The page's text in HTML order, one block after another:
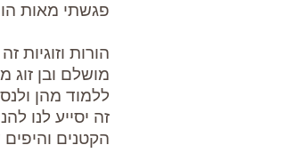
פגשתי מאות
הורות
מושלם ובן
ללמוד מהן
זה יסייע לנו
הקטנים